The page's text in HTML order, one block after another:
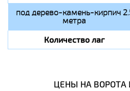
под дерево-камень-кирпич
метра
Количество лаг
ЦЕНЫ НА ВОРОТА